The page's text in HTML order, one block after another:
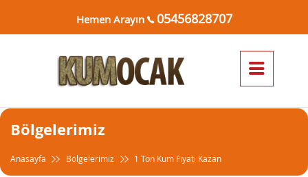
Hemen Arayın 05456828707
Bölgelerimiz
Anasayfa Bölgelerimiz 1 Ton Kum Fiyatı Kazan